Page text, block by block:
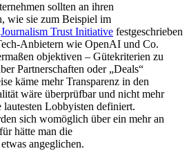
sollten an ihren
wie sie zum Beispiel im
Journalism Trust Initiative festgeschrieben
Anbietern wie OpenAI und Co.
objektiven – Gütekriterien zu
Partnerschaften oder „Deals“
käme mehr Transparenz in den
wäre überprüfbar und nicht mehr
Lobbyisten definiert.
sich womöglich über ein mehr an
hätte man die
angeglichen.